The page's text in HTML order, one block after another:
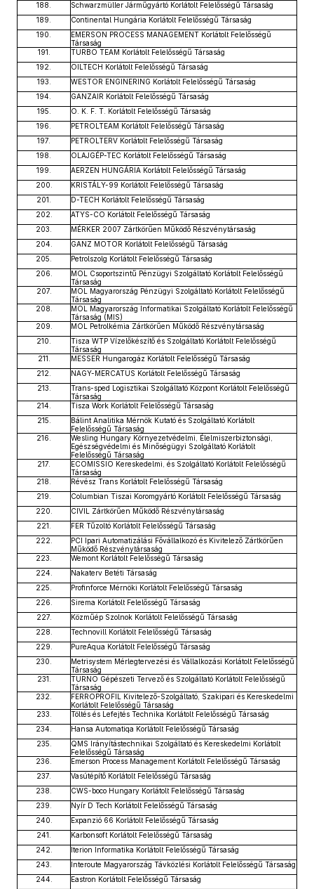
188.
Schwarzmüller Járműgyártó Korlátolt Felelősségű Társaság
189.
Continental Hungária Korlátolt Felelősségű Társaság
190.
EMERSON PROCESS MANAGEMENT Korlátolt Felelősségű
Társaság
191.
TURBO TEAM Korlátolt Felelősségű Társaság
192.
OILTECH Korlátolt Felelősségű Társaság
193.
WESTOR ENGINERING Korlátolt Felelősségű Társaság
194.
GANZAIR Korlátolt Felelősségű Társaság
195.
O. K. F. T. Korlátolt Felelősségű Társaság
196.
PETROLTEAM Korlátolt Felelősségű Társaság
197.
PETROLTERV Korlátolt Felelősségű Társaság
198.
OLAJGÉP-TEC Korlátolt Felelősségű Társaság
199.
AERZEN HUNGÁRIA Korlátolt Felelősségű Társaság
200.
KRISTÁLY-99 Korlátolt Felelősségű Társaság
201.
D-TECH Korlátolt Felelősségű Társaság
202.
ATYS-CO Korlátolt Felelősségű Társaság
203.
MÉRKER 2007 Zártkörűen Működő Részvénytársaság
204.
GANZ MOTOR Korlátolt Felelősségű Társaság
205.
Petrolszolg Korlátolt Felelősségű Társaság
206.
MOL Csoportszintű Pénzügyi Szolgáltató Korlátolt Felelősségű
Társaság
207.
MOL Magyarország Pénzügyi Szolgáltató Korlátolt Felelősségű
Társaság
208.
MOL Magyarország Informatikai Szolgáltató Korlátolt Felelősségű
Társaság (MIS)
209.
MOL Petrolkémia Zártkörűen Működő Részvénytársaság
210.
Tisza WTP Vízelőkészítő és Szolgáltató Korlátolt Felelősségű
Társaság
211.
MESSER Hungarogáz Korlátolt Felelősségű Társaság
212.
NAGY-MERCATUS Korlátolt Felelősségű Társaság
213.
Trans-sped Logisztikai Szolgáltató Központ Korlátolt Felelősségű
Társaság
214.
Tisza Work Korlátolt Felelősségű Társaság
215.
Bálint Analitika Mérnök Kutató és Szolgáltató Korlátolt
Felelősségű Társaság
216.
Wesling Hungary Környezetvédelmi, Élelmiszerbiztonsági,
Egészségvédelmi és Minőségügyi Szolgáltató Korlátolt
Felelősségű Társaság
217.
ECOMISSIO Kereskedelmi, és Szolgáltató Korlátolt Felelősségű
Társaság
218.
Révész Trans Korlátolt Felelősségű Társaság
219.
Columbian Tiszai Koromgyártó Korlátolt Felelősségű Társaság
220.
CIVIL Zártkörűen Működő Részvénytársaság
221.
FER Tűzoltó Korlátolt Felelősségű Társaság
222.
PCI Ipari Automatizálási Fővállalkozó és Kivitelező Zártkörűen
Működő Részvénytársaság
223.
Wemont Korlátolt Felelősségű Társaság
224.
Nakaterv Betéti Társaság
225.
Profinforce Mérnöki Korlátolt Felelősségű Társaság
226.
Sirema Korlátolt Felelősségű Társaság
227.
Közműép Szolnok Korlátolt Felelősségű Társaság
228.
Technovill Korlátolt Felelősségű Társaság
229.
PureAqua Korlátolt Felelősségű Társaság
230.
Metrisystem Mérlegtervezési és Vállalkozási Korlátolt Felelősségű
Társaság
231.
TURNO Gépészeti Tervező és Szolgáltató Korlátolt Felelősségű
Társaság
232.
FERROPROFIL Kivitelező-Szolgáltató, Szakipari és Kereskedelmi
Korlátolt Felelősségű Társaság
233.
Töltés és Lefejtés Technika Korlátolt Felelősségű Társaság
234.
Hansa Automatiqa Korlátolt Felelősségű Társaság
235.
QMS Irányítástechnikai Szolgáltató és Kereskedelmi Korlátolt
Felelősségű Társaság
236.
Emerson Process Management Korlátolt Felelősségű Társaság
237.
Vasútépítő Korlátolt Felelősségű Társaság
238.
CWS-boco Hungary Korlátolt Felelősségű Társaság
239.
Nyír D Tech Korlátolt Felelősségű Társaság
240.
Expanzió 66 Korlátolt Felelősségű Társaság
241.
Karbonsoft Korlátolt Felelősségű Társaság
242.
Iterion Informatika Korlátolt Felelősségű Társaság
243.
Interoute Magyarország Távközlési Korlátolt Felelősségű Társaság
244.
Eastron Korlátolt Felelősségű Társaság